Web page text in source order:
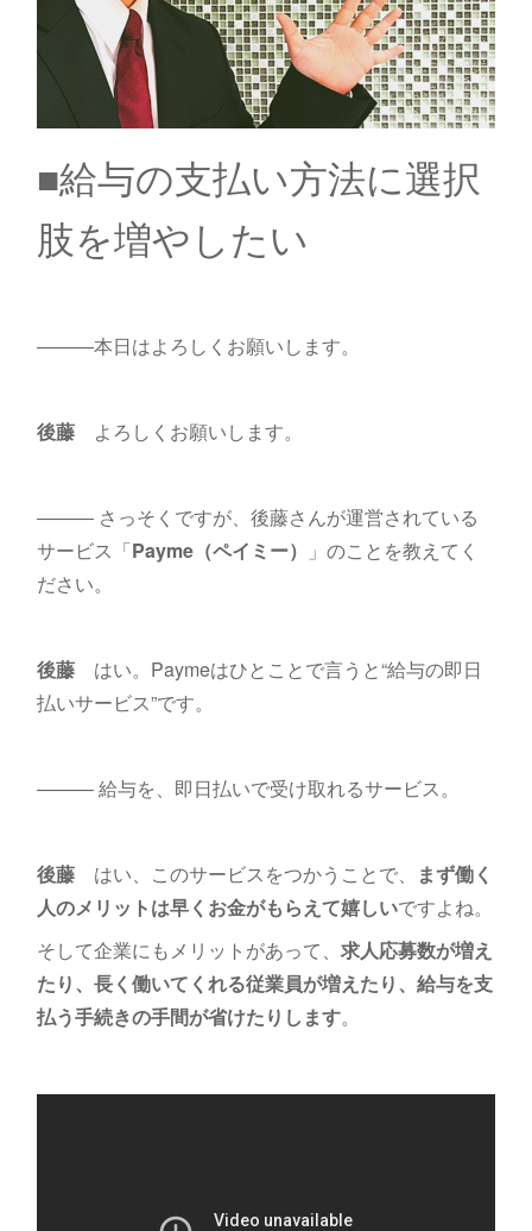
■給与の支払い方法に選択
肢を増やしたい
―――本日はよろしくお願いします。
後藤よろしくお願いします。
――― さっそくですが、後藤さんが運営されている
サービス「Payme（ペイミー）
」のことを教えてく
ださい。
後藤はい。Paymeはひとことで言うと“給与の即日
払いサービス”です。
――― 給与を、即日払いで受け取れるサービス。
後藤はい、このサービスをつかうことで、
まず働く
人のメリットは早くお金がもらえて嬉しいですよね。
そして企業にもメリットがあって、 求人応募数が増え
たり、長く働いてくれる従業員が増えたり、給与を支
払う手続きの手間が省けたりします。